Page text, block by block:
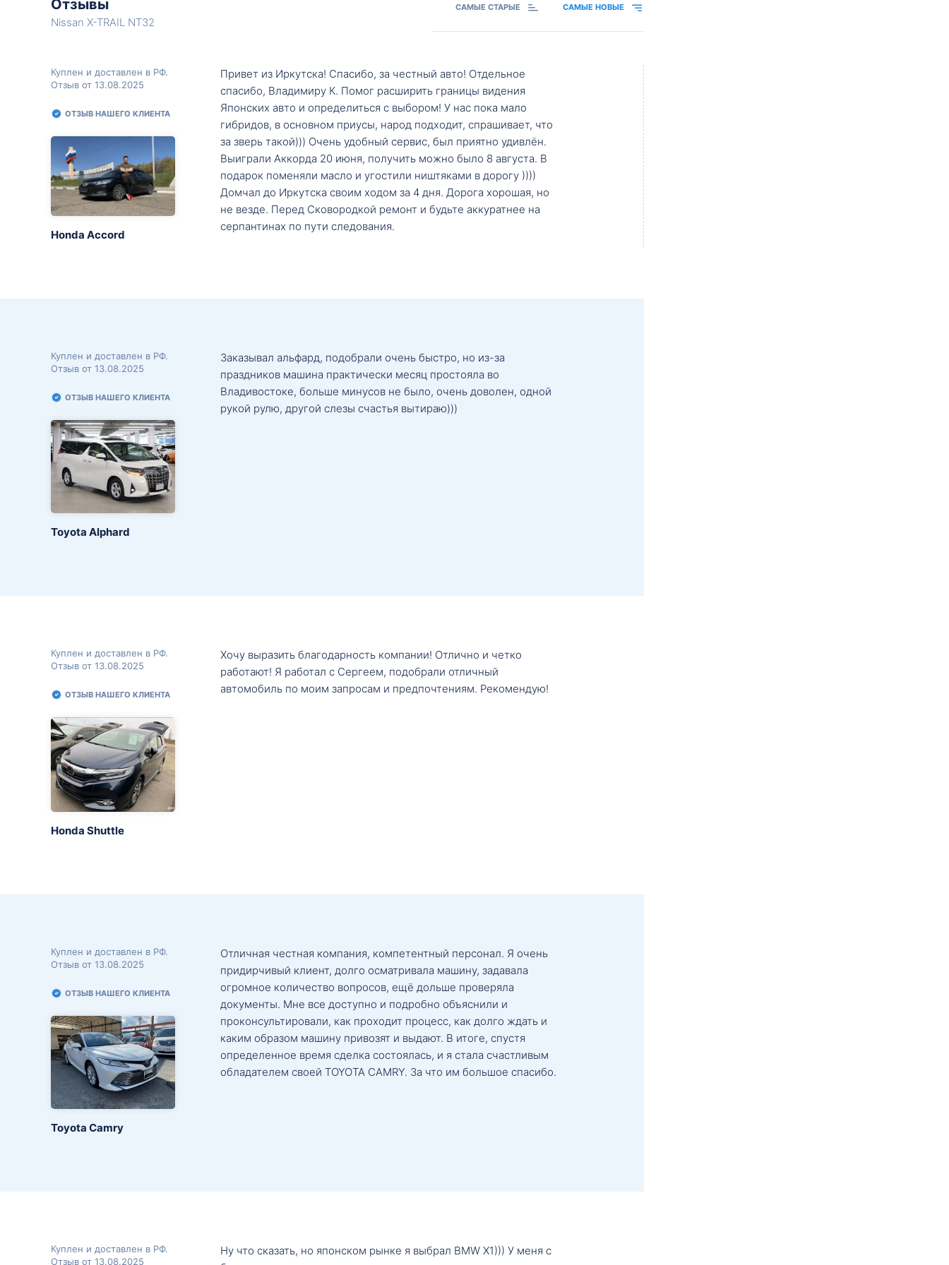
Отзывы
Nissan X-TRAIL NT32
САМЫЕ СТАРЫЕ САМЫЕ НОВЫЕ
Куплен и доставлен в РФ.
Отзыв от 13.08.2025
ОТЗЫВ НАШЕГО КЛИЕНТА
Honda Accord
Привет из Иркутска! Спасибо, за честный авто! Отдельное
спасибо, Владимиру К. Помог расширить границы видения
Японских авто и определиться с выбором! У нас пока мало
гибридов, в основном приусы, народ подходит, спрашивает, что
за зверь такой))) Очень удобный сервис, был приятно удивлён.
Выиграли Аккорда 20 июня, получить можно было 8 августа. В
подарок поменяли масло и угостили ништяками в дорогу ))))
Домчал до Иркутска своим ходом за 4 дня. Дорога хорошая, но
не везде. Перед Сковородкой ремонт и будьте аккуратнее на
серпантинах по пути следования.
Куплен и доставлен в РФ.
Отзыв от 13.08.2025
ОТЗЫВ НАШЕГО КЛИЕНТА
Toyota Alphard
Заказывал альфард, подобрали очень быстро, но из-за
праздников машина практически месяц простояла во
Владивостоке, больше минусов не было, очень доволен, одной
рукой рулю, другой слезы счастья вытираю)))
Куплен и доставлен в РФ.
Отзыв от 13.08.2025
ОТЗЫВ НАШЕГО КЛИЕНТА
Honda Shuttle
Хочу выразить благодарность компании! Отлично и четко
работают! Я работал с Сергеем, подобрали отличный
автомобиль по моим запросам и предпочтениям. Рекомендую!
Куплен и доставлен в РФ.
Отзыв от 13.08.2025
ОТЗЫВ НАШЕГО КЛИЕНТА
Toyota Camry
Отличная честная компания, компетентный персонал. Я очень
придирчивый клиент, долго осматривала машину, задавала
огромное количество вопросов, ещё дольше проверяла
документы. Мне все доступно и подробно объяснили и
проконсультировали, как проходит процесс, как долго ждать и
каким образом машину привозят и выдают. В итоге, спустя
определенное время сделка состоялась, и я стала счастливым
обладателем своей TOYOTA CAMRY. За что им большое спасибо.
Куплен и доставлен в РФ.
Отзыв от 13.08.2025
Ну что сказать, но японском рынке я выбрал BMW X1))) У меня с